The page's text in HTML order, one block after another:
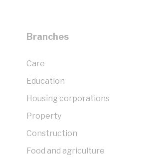
Branches
Care
Education
Housing corporations
Property
Construction
Food and agriculture